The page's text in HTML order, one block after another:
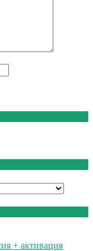
+ активация